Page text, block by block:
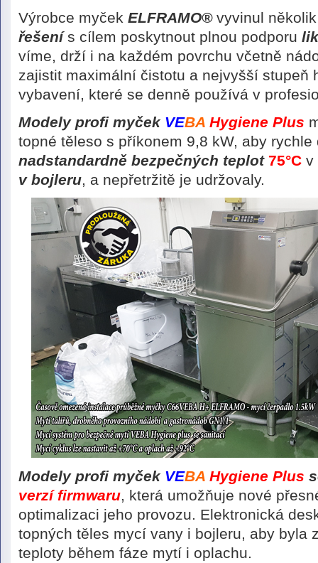
Výrobce myček ELFRAMO®vyvinul
řešenís cílem poskytnout plnou podporu
víme, drží i na každém povrchu včetně
zajistit maximální čistotu a nejvyšší stupeň
vybavení, které se denně používá v
Modely profi myček VEBA Hygiene Plus
topné těleso s příkonem 9,8 kW, aby
nadstandardně bezpečných teplot 75°Cv
v bojleru, a nepřetržitě je udržovaly.
Modely profi myček VEBA Hygiene Plus
verzí firmwaru, která umožňuje nové
optimalizaci jeho provozu. Elektronická
topných těles mycí vany i bojleru, aby byla
teploty během fáze mytí i oplachu.